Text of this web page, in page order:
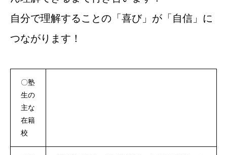
自分で理解することの「喜び」が「自信」に
つながります！
〇塾
生の
主な
在籍
校